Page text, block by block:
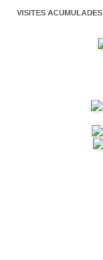
VISITES ACUMULADES